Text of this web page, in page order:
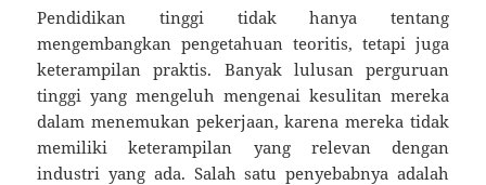
Pendidikan tinggi tidak hanya tentang
mengembangkan pengetahuan teoritis, tetapi juga
keterampilan praktis. Banyak lulusan perguruan
tinggi yang mengeluh mengenai kesulitan mereka
dalam menemukan pekerjaan, karena mereka tidak
memiliki keterampilan yang relevan dengan
industri yang ada. Salah satu penyebabnya adalah